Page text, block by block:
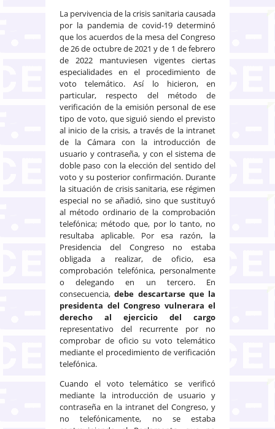
La pervivencia de la crisis sanitaria causada
por la pandemia de covid-19 determinó
que los acuerdos de la mesa del Congreso
de 26 de octubre de 2021 y de 1 de febrero
de 2022 mantuviesen vigentes ciertas
especialidades en el procedimiento de
voto telemático. Así lo hicieron, en
particular, respecto del método de
verificación de la emisión personal de ese
tipo de voto, que siguió siendo el previsto
al inicio de la crisis, a través de la intranet
de la Cámara con la introducción de
usuario y contraseña, y con el sistema de
doble paso con la elección del sentido del
voto y su posterior confirmación. Durante
la situación de crisis sanitaria, ese régimen
especial no se añadió, sino que sustituyó
al método ordinario de la comprobación
telefónica; método que, por lo tanto, no
resultaba aplicable. Por esa razón, la
Presidencia del Congreso no estaba
obligada a realizar, de oficio, esa
comprobación telefónica, personalmente
o delegando en un tercero. En
consecuencia,debe descartarse que la
presidenta del Congreso vulnerara el
derecho al ejercicio del cargo
representativo del recurrente por no
comprobar de oficio su voto telemático
mediante el procedimiento de verificación
telefónica.
Cuando el voto telemático se verificó
mediante la introducción de usuario y
contraseña en la intranet del Congreso, y
no telefónicamente, no se estaba